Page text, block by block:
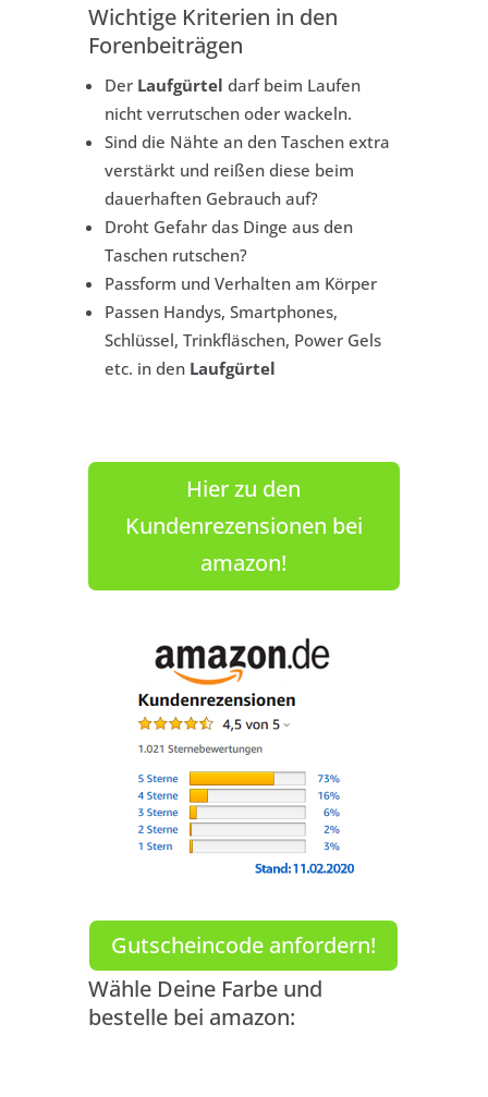
Wichtige Kriterien in den
Forenbeiträgen
Der Laufgürtel darf beim Laufen
nicht verrutschen oder wackeln.
Sind die Nähte an den Taschen extra
verstärkt und reißen diese beim
dauerhaften Gebrauch auf?
Droht Gefahr das Dinge aus den
Taschen rutschen?
Passform und Verhalten am Körper
Passen Handys, Smartphones,
Schlüssel, Trinkfläschen, Power Gels
etc. in den Laufgürtel
Hier zu den
Kundenrezensionen bei
amazon!
Gutscheincode anfordern!
Wähle Deine Farbe und
bestelle bei amazon: